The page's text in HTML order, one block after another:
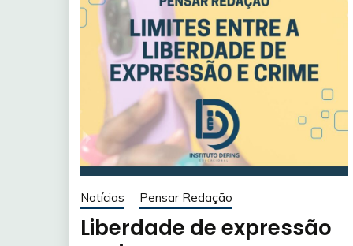
Notícias Pensar Redação
Liberdade de expressão